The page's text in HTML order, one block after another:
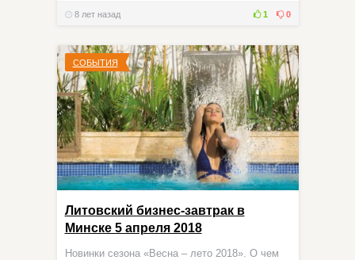
8 лет назад 1 0
СОБЫТИЯ
Литовский бизнес-завтрак в
Минске 5 апреля 2018
Новинки сезона «Весна – лето 2018». О чем